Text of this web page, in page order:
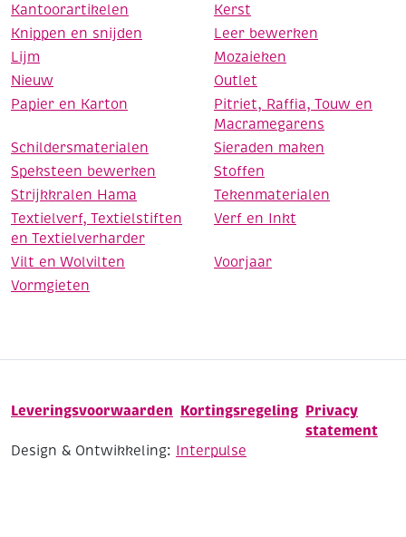
Kantoorartikelen
Kerst
Knippen en snijden
Leer bewerken
Lijm
Mozaieken
Nieuw
Outlet
Papier en Karton
Pitriet, Raffia, Touw en
Macramegarens
Schildersmaterialen
Sieraden maken
Speksteen bewerken
Stoffen
Strijkkralen Hama
Tekenmaterialen
Textielverf, Textielstiften
en Textielverharder
Verf en Inkt
Vilt en Wolvilten
Voorjaar
Vormgieten
Leveringsvoorwaarden Kortingsregeling Privacy
statement
Design & Ontwikkeling: Interpulse